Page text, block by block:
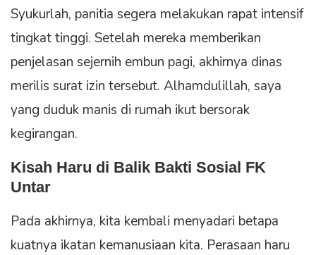
Syukurlah, panitia segera melakukan rapat intensif
tingkat tinggi. Setelah mereka memberikan
penjelasan sejernih embun pagi, akhirnya dinas
merilis surat izin tersebut. Alhamdulillah, saya
yang duduk manis di rumah ikut bersorak
kegirangan.
Kisah Haru di Balik Bakti Sosial FK
Untar
Pada akhirnya, kita kembali menyadari betapa
kuatnya ikatan kemanusiaan kita. Perasaan haru